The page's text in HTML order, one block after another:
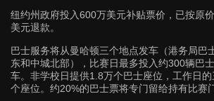
纽约州政府投入600万美元补贴票价，已按原
美元退款。
巴士服务将从曼哈顿三个地点发车（港务局巴
东和中城北部），比赛日最多投入约300辆巴
车。非学校日提供1.8万个巴士座位，工作日
个座位。约20%的巴士票将专门留给持有比赛